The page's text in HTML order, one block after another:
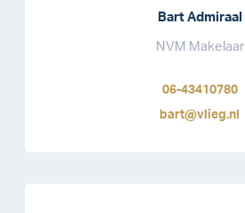
Bart Admiraal
NVM Makelaar
06-43410780
bart@vlieg.nl